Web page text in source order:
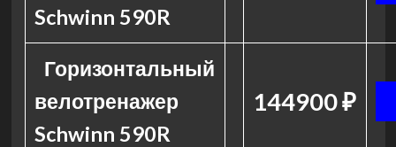
Schwinn 590R
Горизонтальный
велотренажер
Schwinn 590R
144900 ₽